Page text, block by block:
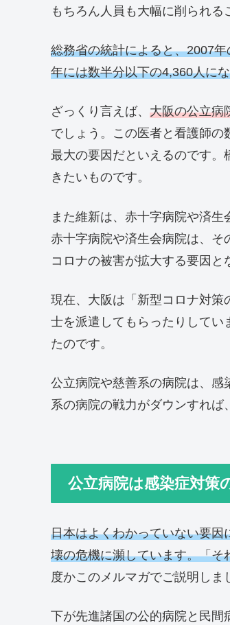
もちろん人員も大幅に削られる
総務省の統計によると、2007
年には数半分以下の4,360人に
ざっくり言えば、 大阪の公立病
でしょう。この医者と看護師
最大の要因だといえるのです
きたいものです。
また維新は、赤十字病院や済生
赤十字病院や済生会病院は、そ
コロナの被害が拡大する要因と
現在、大阪は「新型コロナ対策
士を派遣してもらったりしてい
たのです。
公立病院や慈善系の病院は、
系の病院の戦力がダウンすれば
公立病院は感染症対策
日本はよくわかっていない要
壊の危機に瀕しています。「
度かこのメルマガでご説明しま
下が先進諸国の公的病院と民間